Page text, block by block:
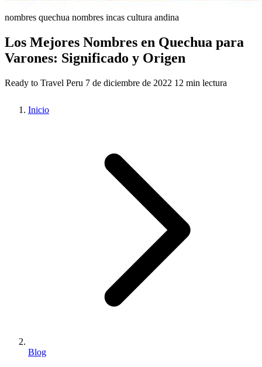
nombres quechua nombres incas cultura andina
Los Mejores Nombres en Quechua para
Varones: Significado y Origen
Ready to Travel Peru 7 de diciembre de 2022 12 min lectura
Inicio
Blog